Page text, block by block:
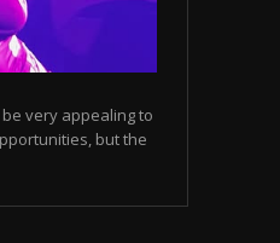
very appealing to
but the